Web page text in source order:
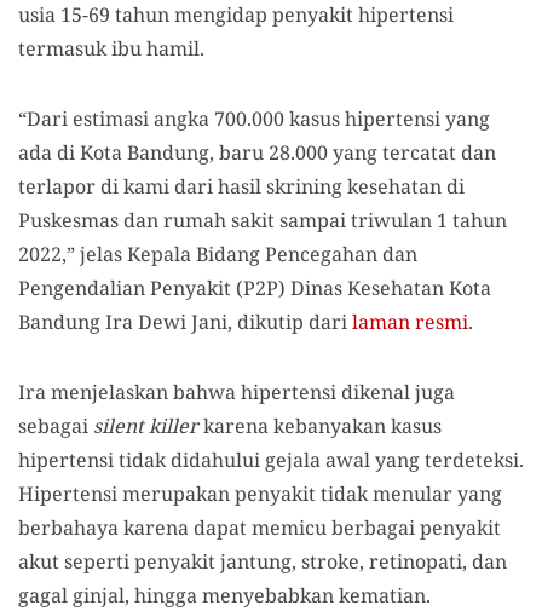
usia 15-69 tahun mengidap penyakit hipertensi
termasuk ibu hamil.
“Dari estimasi angka 700.000 kasus hipertensi yang
ada di Kota Bandung, baru 28.000 yang tercatat dan
terlapor di kami dari hasil skrining kesehatan di
Puskesmas dan rumah sakit sampai triwulan 1 tahun
2022,” jelasKepala Bidang Pencegahan dan
Pengendalian Penyakit (P2P) Dinas Kesehatan Kota
Bandung Ira Dewi Jani, dikutip darilaman resmi.
Ira menjelaskan bahwa hipertensi dikenal juga
sebagai silent killerkarena kebanyakan kasus
hipertensi tidak didahului gejala awal yang terdeteksi.
Hipertensi merupakan penyakit tidak menular yang
berbahaya karena dapat memicu berbagai penyakit
akut seperti penyakit jantung, stroke, retinopati, dan
gagal ginjal, hingga menyebabkan kematian.